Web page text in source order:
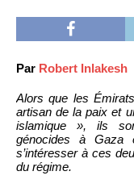
Par Robert Inlakesh
Alors que les
artisan de la paix et
islamique », ils
génocides à
s’intéresser à ces
du régime.